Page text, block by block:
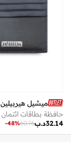
ميشيل هيربيلين
د.ب32.14
60.76
-48%